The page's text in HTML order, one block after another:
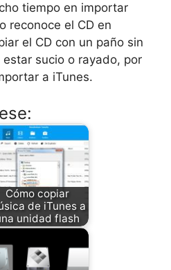
tiempo en importar
reconoce el CD en
el CD con un paño sin
estar sucio o rayado, por
a iTunes.
Cómo copiar
de iTunes a
unidad flash